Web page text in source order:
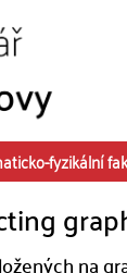
fyzikální
na